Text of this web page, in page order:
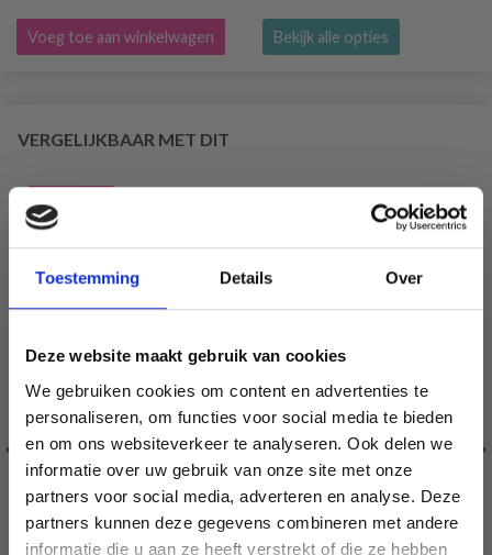
Toestemming Details Over
Deze website maakt gebruik van cookies
We gebruiken cookies om content en advertenties te
personaliseren, om functies voor social media te bieden
en om ons websiteverkeer te analyseren. Ook delen we
informatie over uw gebruik van onze site met onze
partners voor social media, adverteren en analyse. Deze
partners kunnen deze gegevens combineren met andere
informatie die u aan ze heeft verstrekt of die ze hebben
Voeg toe aan winkelwagen Bekijk alle opties
VERGELIJKBAAR MET DIT
Économisez jusqu'à 50 %